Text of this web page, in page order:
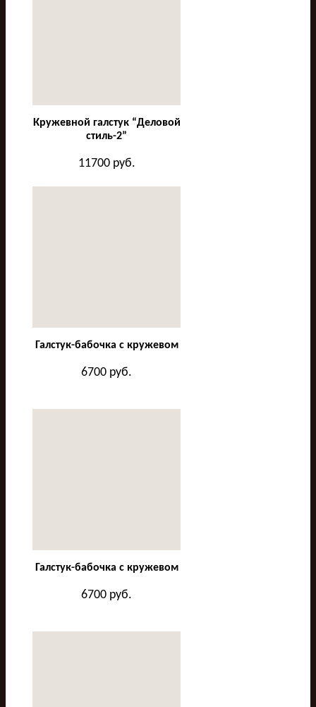
Кружевной галстук “Деловой
стиль-2”
11700руб.
Галстук-бабочка с кружевом
6700 руб.
Галстук-бабочка с кружевом
6700 руб.